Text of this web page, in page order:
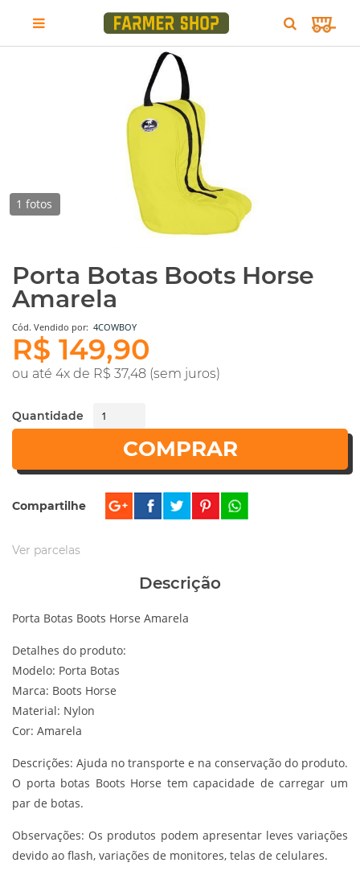
1 fotos
Porta Botas Boots Horse
Amarela
Cód. Vendido por: 4COWBOY
R$ 149,90
ou até 4x de R$ 37,48 (sem juros)
Quantidade
COMPRAR
Compartilhe
Ver parcelas
Descrição
Porta Botas Boots Horse Amarela
Detalhes do produto:
Modelo: Porta Botas
Marca: Boots Horse
Material: Nylon
Cor: Amarela
Descrições: Ajuda no transporte e na conservação do produto.
O porta botas Boots Horse tem capacidade de carregar um
par de botas.
Observações: Os produtos podem apresentar leves variações
devido ao flash, variações de monitores, telas de celulares.